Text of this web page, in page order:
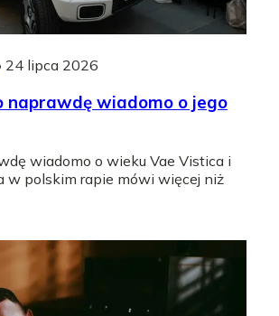
24 lipca 2026
naprawdę wiadomo o jego
wiadomo o wieku Vae Vistica i
w polskim rapie mówi więcej niż